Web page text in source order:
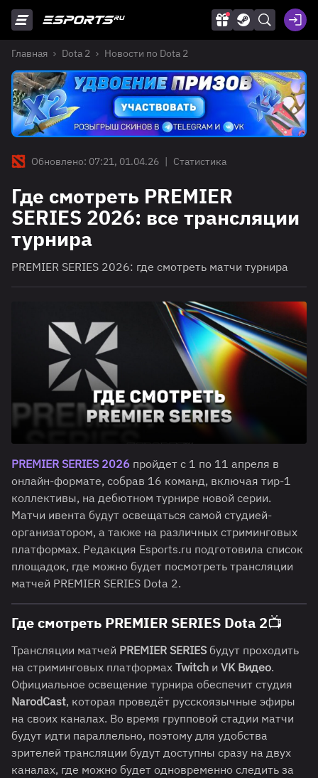
Главная Dota 2 Новости по Dota 2
Обновлено: 07:21, 01.04.26 | Статистика
Где смотреть PREMIER
SERIES 2026: все трансляции
турнира
PREMIER SERIES 2026: где смотреть матчи турнира
PREMIER SERIES 2026 пройдет с 1 по 11 апреля в
онлайн-формате, собрав 16 команд, включая тир-1
коллективы, на дебютном турнире новой серии.
Матчи ивента будут освещаться самой студией-
организатором, а также на различных стриминговых
платформах. Редакция Esports.ru подготовила список
площадок, где можно будет посмотреть трансляции
матчей PREMIER SERIES Dota 2.
Где смотреть PREMIER SERIES Dota 2📺
Трансляции матчей PREMIER SERIES будут проходить
на стриминговых платформах Twitch и VK Видео.
Официальное освещение турнира обеспечит студия
NarodCast, которая проведёт русскоязычные эфиры
на своих каналах. Во время групповой стадии матчи
будут идти параллельно, поэтому для удобства
зрителей трансляции будут доступны сразу на двух
каналах, где можно будет одновременно следить за